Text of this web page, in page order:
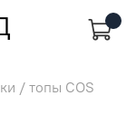
/ топы COS